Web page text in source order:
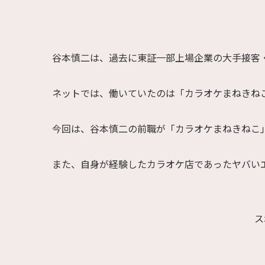
谷本慎二は、過去に東証一部上場企業の大手接
ネットでは、働いていたのは「カラオケまねき
今回は、谷本慎二の前職が「カラオケまねきね
また、自身が経験したカラオケ店であったヤバ